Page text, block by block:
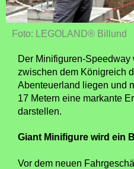
Foto: LEGOLAND® Billund
Der Minifiguren-Speedway
zwischen dem Königreich
Abenteuerland liegen und
17 Metern eine markante
darstellen.
Giant Minifigure wird ein
Vor dem neuen